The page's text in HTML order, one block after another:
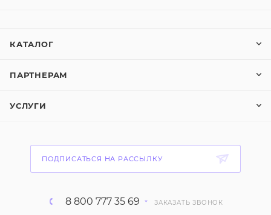
КАТАЛОГ
ПАРТНЕРАМ
УСЛУГИ
ПОДПИСАТЬСЯ НА РАССЫЛКУ
8 800 777 35 69 ЗАКАЗАТЬ ЗВОНОК